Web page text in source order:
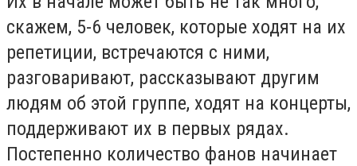
скажем, 5-6 человек, которые ходят на их
репетиции, встречаются с ними,
разговаривают, рассказывают другим
людям об этой группе, ходят на концерты,
поддерживают их в первых рядах.
Постепенно количество фанов начинает